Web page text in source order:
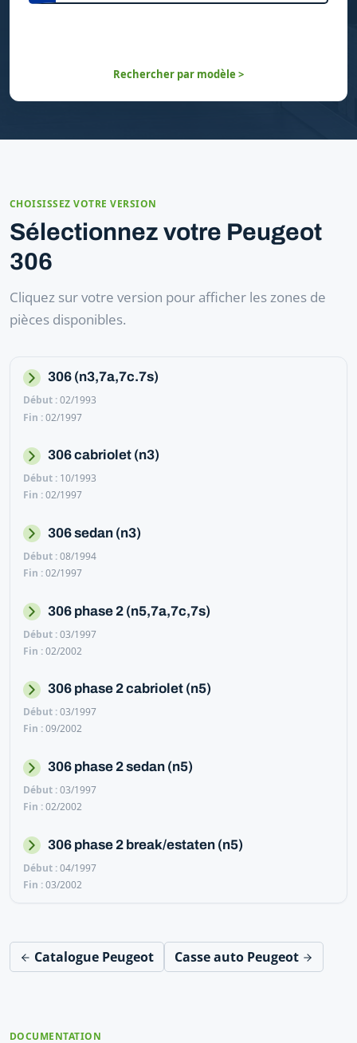
Rechercher par modèle >
CHOISISSEZ VOTRE VERSION
Sélectionnez votre Peugeot
306
Cliquez sur votre version pour afficher les zones de
pièces disponibles.
306 (n3,7a,7c.7s)
02/1993
02/1997
306 cabriolet (n3)
10/1993
02/1997
306 sedan (n3)
08/1994
02/1997
306 phase 2 (n5,7a,7c,7s)
03/1997
02/2002
306 phase 2 cabriolet (n5)
03/1997
09/2002
306 phase 2 sedan (n5)
03/1997
02/2002
306 phase 2 break/estaten (n5)
04/1997
03/2002
Catalogue Peugeot Casse auto Peugeot
DOCUMENTATION